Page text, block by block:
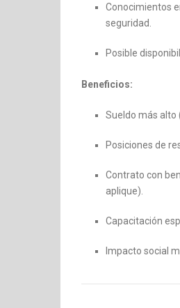
Conocimientos
seguridad.
Posible
Beneficios:
Sueldo más alto
Posiciones de
Contrato con
aplique).
Capacitación
Impacto social